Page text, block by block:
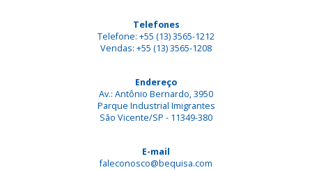
Telefones
Telefone: +55 (13) 3565-1212
Vendas: +55 (13) 3565-1208
Endereço
Av.: Antônio Bernardo, 3950
Parque Industrial Imigrantes
São Vicente/SP - 11349-380
E-mail
faleconosco@bequisa.com